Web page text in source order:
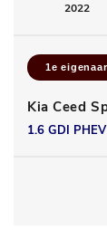
2022
1e eigenaar
Kia Ceed
1.6 GDI